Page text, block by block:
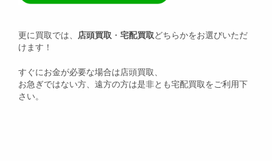
更に買取では、 店頭買取 ・ 宅配買取どちらかをお選びいただ
けます！
すぐにお金が必要な場合は店頭買取、
お急ぎではない方、遠方の方は是非とも宅配買取をご利用下
さい。